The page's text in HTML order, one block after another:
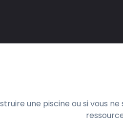
une piscine ou si vous